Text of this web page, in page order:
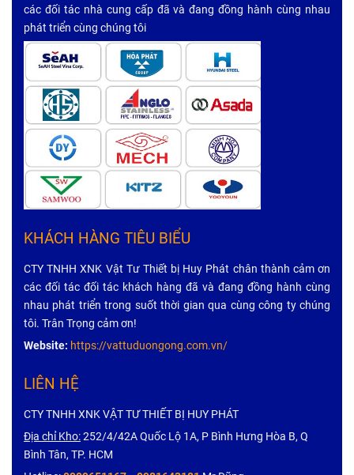
các đối tác nhà cung cấp đã và đang đồng hành cùng nhau
phát triển cùng chúng tôi
KHÁCH HÀNG TIÊU BIỂU
CTY TNHH XNK Vật Tư Thiết bị Huy Phát chân thành cảm ơn
các đối tác đối tác khách hàng đã và đang đồng hành cùng
nhau phát triển trong suốt thời gian qua cùng công ty chúng
tôi. Trân Trọng cảm ơn!
Website: https://vattuduongong.com.vn/
LIÊN HỆ
CTY TNHH XNK VẬT TƯ THIẾT BỊ HUY PHÁT
Địa chỉ Kho:252/4/42A Quốc Lộ 1A, P Bình Hưng Hòa B, Q
Bình Tân, TP. HCM